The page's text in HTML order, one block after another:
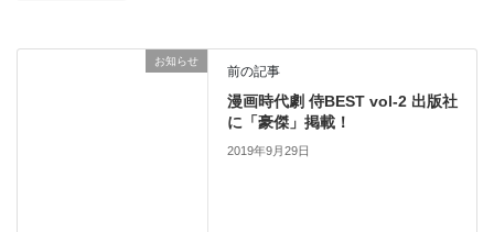
お知らせ
前の記事
漫画時代劇 侍BEST vol-2 出版社
に「豪傑」掲載！
2019年9月29日